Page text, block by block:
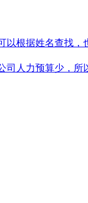
根据姓名查找，
司人力预算少，